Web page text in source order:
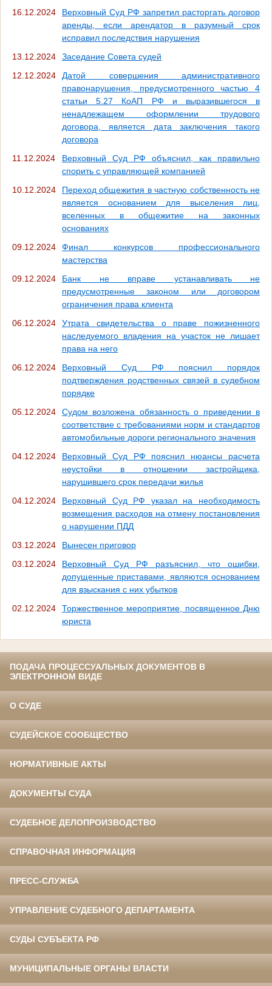
16.12.2024
Верховный Суд РФ запретил расторгать договор
аренды, если арендатор в разумный срок
исправил последствия нарушения
13.12.2024
Заседание Совета судей
12.12.2024
Датой совершения административного
правонарушения, предусмотренного частью 4
статьи 5.27 КоАП РФ и выразившегося в
ненадлежащем оформлении трудового
договора, является дата заключения такого
договора
11.12.2024
Верховный Суд РФ объяснил, как правильно
спорить с управляющей компанией
10.12.2024
Переход общежития в частную собственность не
является основанием для выселения лиц,
вселенных в общежитие на законных
основаниях
09.12.2024
Финал конкурсов профессионального
мастерства
09.12.2024
Банк не вправе устанавливать не
предусмотренные законом или договором
ограничения права клиента
06.12.2024
Утрата свидетельства о праве пожизненного
наследуемого владения на участок не лишает
права на него
06.12.2024
Верховный Суд РФ пояснил порядок
подтверждения родственных связей в судебном
порядке
05.12.2024
Судом возложена обязанность о приведении в
соответствие с требованиями норм и стандартов
автомобильные дороги регионального значения
04.12.2024
Верховный Суд РФ пояснил нюансы расчета
неустойки в отношении застройщика,
нарушившего срок передачи жилья
04.12.2024
Верховный Суд РФ указал на необходимость
возмещения расходов на отмену постановления
о нарушении ПДД
03.12.2024
Вынесен приговор
03.12.2024
Верховный Суд РФ разъяснил, что ошибки,
допущенные приставами, являются основанием
для взыскания с них убытков
02.12.2024
Торжественное мероприятие, посвященное Дню
юриста
ПОДАЧА ПРОЦЕССУАЛЬНЫХ ДОКУМЕНТОВ В
ЭЛЕКТРОННОМ ВИДЕ
О СУДЕ
СУДЕЙСКОЕ СООБЩЕСТВО
НОРМАТИВНЫЕ АКТЫ
ДОКУМЕНТЫ СУДА
СУДЕБНОЕ ДЕЛОПРОИЗВОДСТВО
СПРАВОЧНАЯ ИНФОРМАЦИЯ
ПРЕСС-СЛУЖБА
УПРАВЛЕНИЕ СУДЕБНОГО ДЕПАРТАМЕНТА
СУДЫ СУБЪЕКТА РФ
МУНИЦИПАЛЬНЫЕ ОРГАНЫ ВЛАСТИ